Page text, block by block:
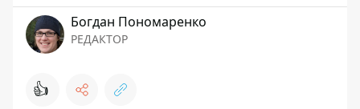
Богдан Пономаренко
РЕДАКТОР
👍